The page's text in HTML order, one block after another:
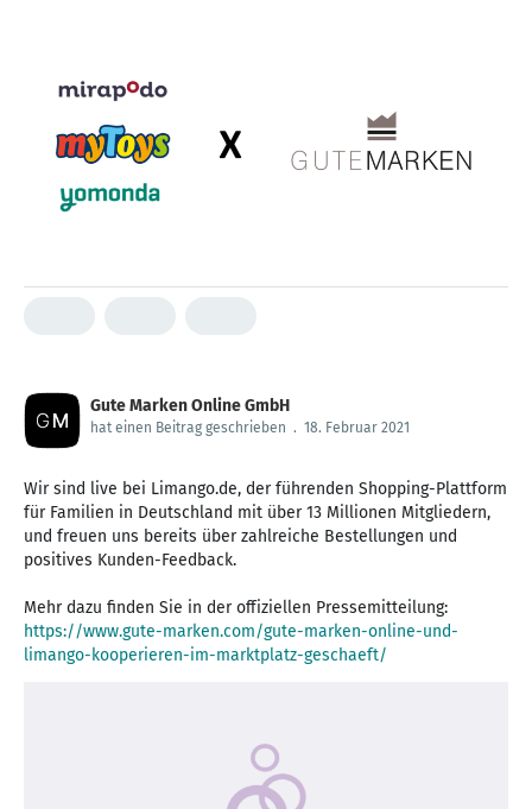
Gute Marken Online GmbH
hat einen Beitrag geschrieben . 18. Februar 2021
Wir sind live bei Limango.de, der führenden Shopping-Plattform
für Familien in Deutschland mit über 13 Millionen Mitgliedern,
und freuen uns bereits über zahlreiche Bestellungen und
positives Kunden-Feedback.
Mehr dazu finden Sie in der offiziellen Pressemitteilung:
https://www.gute-marken.com/gute-marken-online-und-
limango-kooperieren-im-marktplatz-geschaeft/